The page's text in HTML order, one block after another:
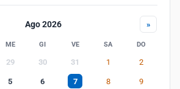
Ago 2026 »
ME GI VE SA DO
29 30 31 1 2
5 6 7 8 9